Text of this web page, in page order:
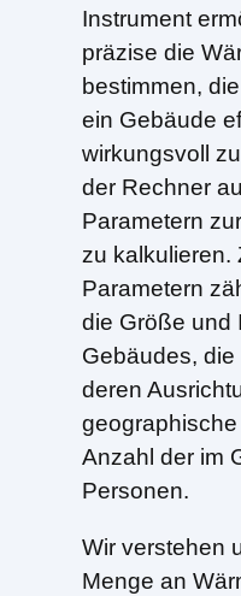
Instrument
präzise die
bestimmen,
ein Gebäude
wirkungsvoll
der Rechner
Parametern
zu kalkulieren.
Parametern
die Größe und
Gebäudes,
deren
Anzahl der im
Personen.
Wir verstehen
Menge an